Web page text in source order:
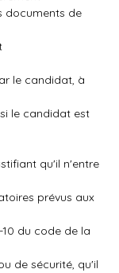
documents de
le candidat, à
le candidat est
qu'il n'entre
prévus aux
10 du code de la
de sécurité, qu'il